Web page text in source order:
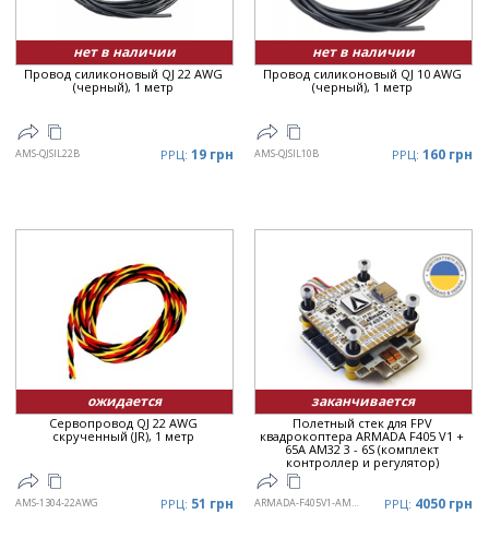
нет в наличии
Провод силиконовый QJ 22 AWG
(черный), 1 метр
AMS-QJSIL22B РРЦ: 19 грн
нет в наличии
Провод силиконовый QJ 10 AWG
(черный), 1 метр
AMS-QJSIL10B РРЦ: 160 грн
ожидается
Сервопровод QJ 22 AWG
скрученный (JR), 1 метр
AMS-1304-22AWG РРЦ: 51 грн
заканчивается
Полетный стек для FPV
квадрокоптера ARMADA F405 V1 +
65A AM32 3 - 6S (комплект
контроллер и регулятор)
ARMADA-F405V1-AM3265A РРЦ: 4050 грн